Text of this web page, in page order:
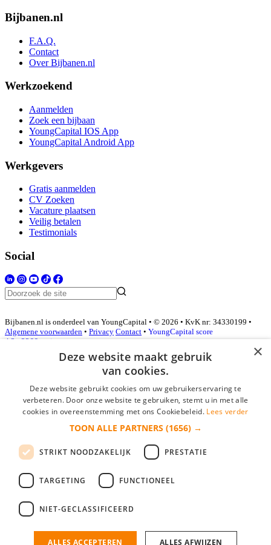
Bijbanen.nl
F.A.Q.
Contact
Over Bijbanen.nl
Werkzoekend
Aanmelden
Zoek een bijbaan
YoungCapital IOS App
YoungCapital Android App
Werkgevers
Gratis aanmelden
CV Zoeken
Vacature plaatsen
Veilig betalen
Testimonials
Social
Bijbanen.nl is onderdeel van YoungCapital • © 2026 • KvK nr: 34330199 •
Algemene voorwaarden • Privacy Contact • YoungCapital score
4.3 - 3366 reviews
Inloggen als bedrijf
*
login gegevens onthouden
login
Bedrijf aanmelden
nieuwe collega/werknemer zo gevonden!
×
Deze website maakt gebruik
van cookies.
Deze website gebruikt cookies om uw gebruikerservaring te
verbeteren. Door onze website te gebruiken, stemt u in met alle
cookies in overeenstemming met ons Cookiebeleid. Lees verder
TOON ALLE PARTNERS (1656) →
STRIKT NOODZAKELIJK PRESTATIE
TARGETING FUNCTIONEEL
NIET-GECLASSIFICEERD
ALLES ACCEPTEREN ALLES AFWIJZEN